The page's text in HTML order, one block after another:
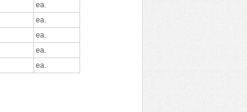
ea.
ea.
ea.
ea.
ea.